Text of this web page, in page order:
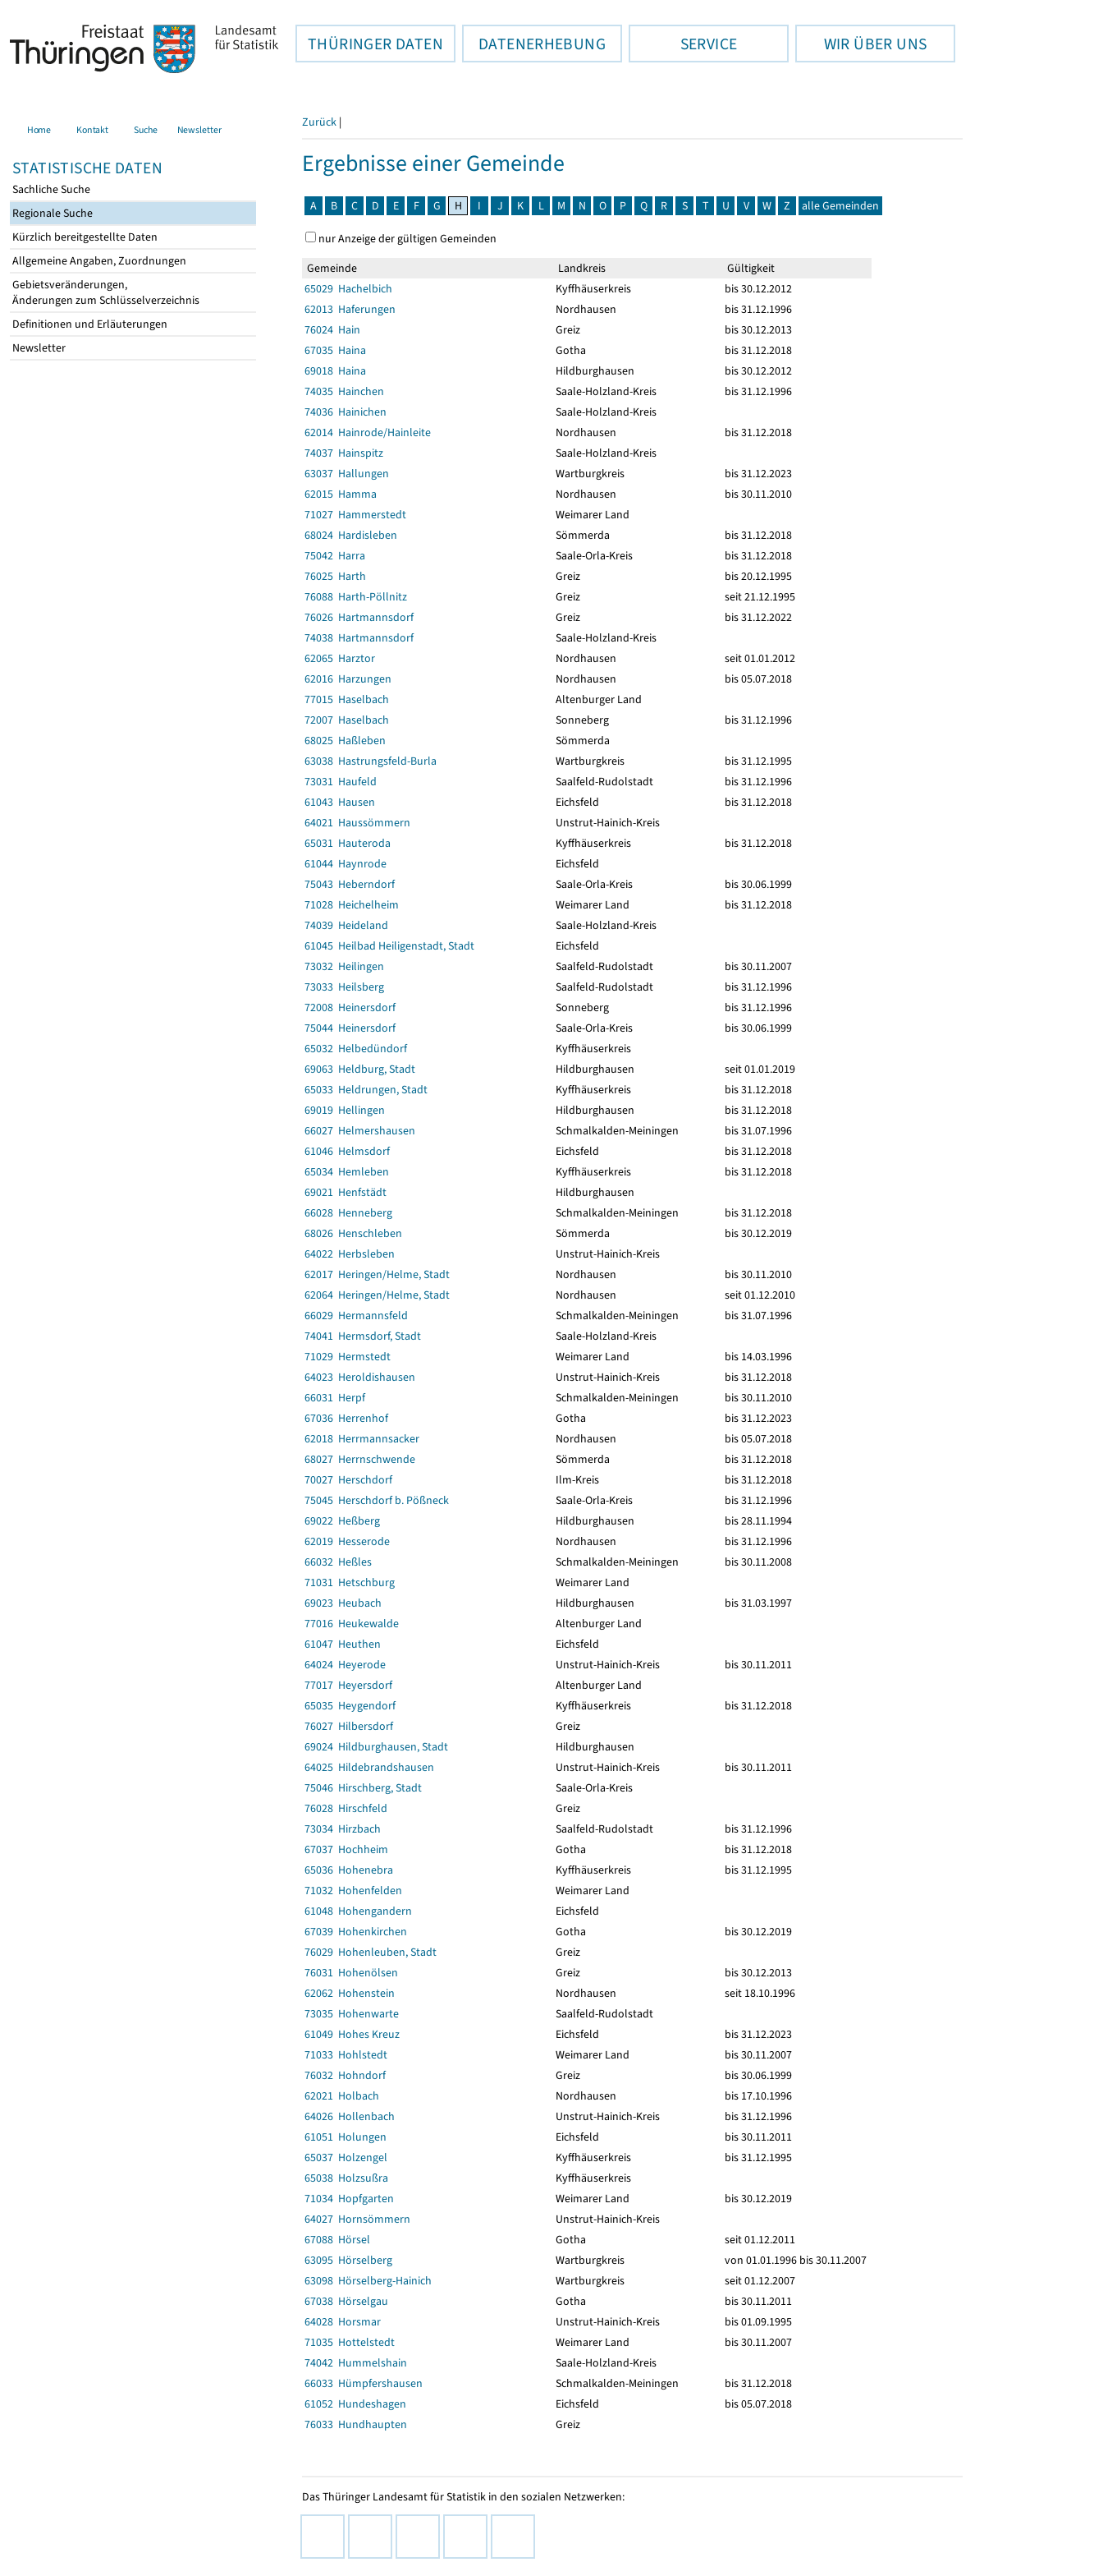
THÜRINGER DATEN DATENERHEBUNG SERVICE WIR ÜBER UNS
Home Kontakt Suche Newsletter
STATISTISCHE DATEN
Sachliche Suche
Regionale Suche
Kürzlich bereitgestellte Daten
Allgemeine Angaben, Zuordnungen
Gebietsveränderungen,
Änderungen zum Schlüsselverzeichnis
Definitionen und Erläuterungen
Newsletter
Zurück |
Ergebnisse einer Gemeinde
A B C D E F G H I J K L M N O P Q R S T U V W Z alle Gemeinden
nur Anzeige der gültigen Gemeinden
Gemeinde
Landkreis
Gültigkeit
65029 Hachelbich
Kyffhäuserkreis
bis 30.12.2012
62013 Haferungen
Nordhausen
bis 31.12.1996
76024 Hain
Greiz
bis 30.12.2013
67035 Haina
Gotha
bis 31.12.2018
69018 Haina
Hildburghausen
bis 30.12.2012
74035 Hainchen
Saale-Holzland-Kreis
bis 31.12.1996
74036 Hainichen
Saale-Holzland-Kreis
62014 Hainrode/Hainleite
Nordhausen
bis 31.12.2018
74037 Hainspitz
Saale-Holzland-Kreis
63037 Hallungen
Wartburgkreis
bis 31.12.2023
62015 Hamma
Nordhausen
bis 30.11.2010
71027 Hammerstedt
Weimarer Land
68024 Hardisleben
Sömmerda
bis 31.12.2018
75042 Harra
Saale-Orla-Kreis
bis 31.12.2018
76025 Harth
Greiz
bis 20.12.1995
76088 Harth-Pöllnitz
Greiz
seit 21.12.1995
76026 Hartmannsdorf
Greiz
bis 31.12.2022
74038 Hartmannsdorf
Saale-Holzland-Kreis
62065 Harztor
Nordhausen
seit 01.01.2012
62016 Harzungen
Nordhausen
bis 05.07.2018
77015 Haselbach
Altenburger Land
72007 Haselbach
Sonneberg
bis 31.12.1996
68025 Haßleben
Sömmerda
63038 Hastrungsfeld-Burla
Wartburgkreis
bis 31.12.1995
73031 Haufeld
Saalfeld-Rudolstadt
bis 31.12.1996
61043 Hausen
Eichsfeld
bis 31.12.2018
64021 Haussömmern
Unstrut-Hainich-Kreis
65031 Hauteroda
Kyffhäuserkreis
bis 31.12.2018
61044 Haynrode
Eichsfeld
75043 Heberndorf
Saale-Orla-Kreis
bis 30.06.1999
71028 Heichelheim
Weimarer Land
bis 31.12.2018
74039 Heideland
Saale-Holzland-Kreis
61045 Heilbad Heiligenstadt, Stadt
Eichsfeld
73032 Heilingen
Saalfeld-Rudolstadt
bis 30.11.2007
73033 Heilsberg
Saalfeld-Rudolstadt
bis 31.12.1996
72008 Heinersdorf
Sonneberg
bis 31.12.1996
75044 Heinersdorf
Saale-Orla-Kreis
bis 30.06.1999
65032 Helbedündorf
Kyffhäuserkreis
69063 Heldburg, Stadt
Hildburghausen
seit 01.01.2019
65033 Heldrungen, Stadt
Kyffhäuserkreis
bis 31.12.2018
69019 Hellingen
Hildburghausen
bis 31.12.2018
66027 Helmershausen
Schmalkalden-Meiningen
bis 31.07.1996
61046 Helmsdorf
Eichsfeld
bis 31.12.2018
65034 Hemleben
Kyffhäuserkreis
bis 31.12.2018
69021 Henfstädt
Hildburghausen
66028 Henneberg
Schmalkalden-Meiningen
bis 31.12.2018
68026 Henschleben
Sömmerda
bis 30.12.2019
64022 Herbsleben
Unstrut-Hainich-Kreis
62017 Heringen/Helme, Stadt
Nordhausen
bis 30.11.2010
62064 Heringen/Helme, Stadt
Nordhausen
seit 01.12.2010
66029 Hermannsfeld
Schmalkalden-Meiningen
bis 31.07.1996
74041 Hermsdorf, Stadt
Saale-Holzland-Kreis
71029 Hermstedt
Weimarer Land
bis 14.03.1996
64023 Heroldishausen
Unstrut-Hainich-Kreis
bis 31.12.2018
66031 Herpf
Schmalkalden-Meiningen
bis 30.11.2010
67036 Herrenhof
Gotha
bis 31.12.2023
62018 Herrmannsacker
Nordhausen
bis 05.07.2018
68027 Herrnschwende
Sömmerda
bis 31.12.2018
70027 Herschdorf
Ilm-Kreis
bis 31.12.2018
75045 Herschdorf b. Pößneck
Saale-Orla-Kreis
bis 31.12.1996
69022 Heßberg
Hildburghausen
bis 28.11.1994
62019 Hesserode
Nordhausen
bis 31.12.1996
66032 Heßles
Schmalkalden-Meiningen
bis 30.11.2008
71031 Hetschburg
Weimarer Land
69023 Heubach
Hildburghausen
bis 31.03.1997
77016 Heukewalde
Altenburger Land
61047 Heuthen
Eichsfeld
64024 Heyerode
Unstrut-Hainich-Kreis
bis 30.11.2011
77017 Heyersdorf
Altenburger Land
65035 Heygendorf
Kyffhäuserkreis
bis 31.12.2018
76027 Hilbersdorf
Greiz
69024 Hildburghausen, Stadt
Hildburghausen
64025 Hildebrandshausen
Unstrut-Hainich-Kreis
bis 30.11.2011
75046 Hirschberg, Stadt
Saale-Orla-Kreis
76028 Hirschfeld
Greiz
73034 Hirzbach
Saalfeld-Rudolstadt
bis 31.12.1996
67037 Hochheim
Gotha
bis 31.12.2018
65036 Hohenebra
Kyffhäuserkreis
bis 31.12.1995
71032 Hohenfelden
Weimarer Land
61048 Hohengandern
Eichsfeld
67039 Hohenkirchen
Gotha
bis 30.12.2019
76029 Hohenleuben, Stadt
Greiz
76031 Hohenölsen
Greiz
bis 30.12.2013
62062 Hohenstein
Nordhausen
seit 18.10.1996
73035 Hohenwarte
Saalfeld-Rudolstadt
61049 Hohes Kreuz
Eichsfeld
bis 31.12.2023
71033 Hohlstedt
Weimarer Land
bis 30.11.2007
76032 Hohndorf
Greiz
bis 30.06.1999
62021 Holbach
Nordhausen
bis 17.10.1996
64026 Hollenbach
Unstrut-Hainich-Kreis
bis 31.12.1996
61051 Holungen
Eichsfeld
bis 30.11.2011
65037 Holzengel
Kyffhäuserkreis
bis 31.12.1995
65038 Holzsußra
Kyffhäuserkreis
71034 Hopfgarten
Weimarer Land
bis 30.12.2019
64027 Hornsömmern
Unstrut-Hainich-Kreis
67088 Hörsel
Gotha
seit 01.12.2011
63095 Hörselberg
Wartburgkreis
von 01.01.1996 bis 30.11.2007
63098 Hörselberg-Hainich
Wartburgkreis
seit 01.12.2007
67038 Hörselgau
Gotha
bis 30.11.2011
64028 Horsmar
Unstrut-Hainich-Kreis
bis 01.09.1995
71035 Hottelstedt
Weimarer Land
bis 30.11.2007
74042 Hummelshain
Saale-Holzland-Kreis
66033 Hümpfershausen
Schmalkalden-Meiningen
bis 31.12.2018
61052 Hundeshagen
Eichsfeld
bis 05.07.2018
76033 Hundhaupten
Greiz
Das Thüringer Landesamt für Statistik in den sozialen Netzwerken: